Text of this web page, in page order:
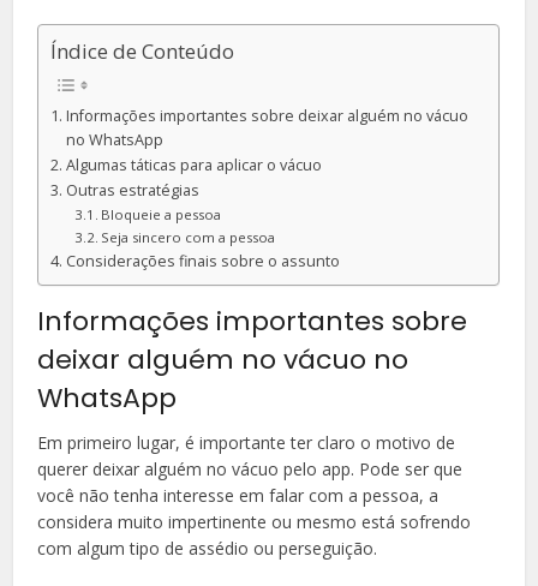
Índice de Conteúdo
Informações importantes sobre deixar alguém no vácuo
no WhatsApp
Algumas táticas para aplicar o vácuo
Outras estratégias
Bloqueie a pessoa
Seja sincero com a pessoa
Considerações finais sobre o assunto
Informações importantes sobre
deixar alguém no vácuo no
WhatsApp
Em primeiro lugar, é importante ter claro o motivo de
querer deixar alguém no vácuo pelo app. Pode ser que
você não tenha interesse em falar com a pessoa, a
considera muito impertinente ou mesmo está sofrendo
com algum tipo de assédio ou perseguição.